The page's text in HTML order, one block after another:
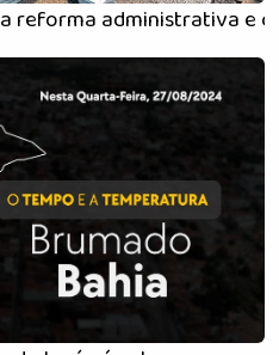
reforma administrativa e